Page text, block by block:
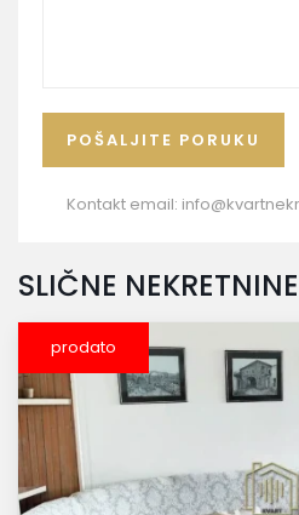
Kontakt email:
SLIČNE NEKRETNINE
prodato